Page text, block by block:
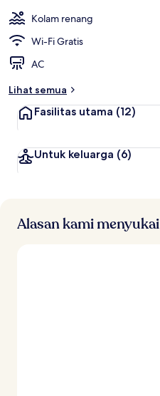
Kolam renang
Wi-Fi Gratis
AC
Lihat semua
Fasilitas utama (12)
Untuk keluarga (6)
Alasan kami